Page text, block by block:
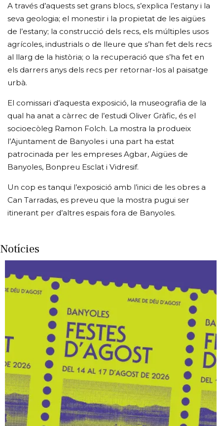
A través d’aquests set grans blocs, s’explica l’estany i la
seva geologia; el monestir i la propietat de les aigües
de l’estany; la construcció dels recs, els múltiples usos
agrícoles, industrials o de lleure que s’han fet dels recs
al llarg de la història; o la recuperació que s’ha fet en
els darrers anys dels recs per retornar-los al paisatge
urbà.
El comissari d’aquesta exposició, la museografia de la
qual ha anat a càrrec de l’estudi Oliver Gràfic, és el
socioecòleg Ramon Folch. La mostra la produeix
l’Ajuntament de Banyoles i una part ha estat
patrocinada per les empreses Agbar, Aigües de
Banyoles, Bonpreu Esclat i Vidresif.
Un cop es tanqui l’exposició amb l’inici de les obres a
Can Tarradas, es preveu que la mostra pugui ser
itinerant per d’altres espais fora de Banyoles.
Notícies